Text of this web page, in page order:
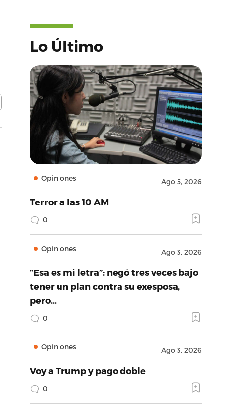
Lo Último
Opiniones Ago 5, 2026
Terror a las 10 AM
0
Opiniones Ago 3, 2026
“Esa es mi letra”: negó tres veces bajo
tener un plan contra su exesposa,
pero…
0
Opiniones Ago 3, 2026
Voy a Trump y pago doble
0